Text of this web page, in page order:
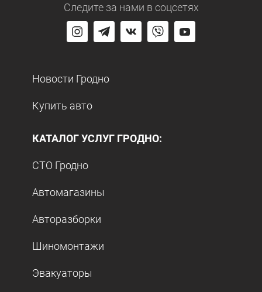
Следите за нами в соцсетях
Новости Гродно
Купить авто
КАТАЛОГ УСЛУГ ГРОДНО:
СТО Гродно
Автомагазины
Авторазборки
Шиномонтажи
Эвакуаторы